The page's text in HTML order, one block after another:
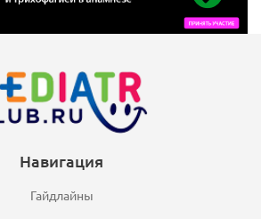
Навигация
Гайдлайны